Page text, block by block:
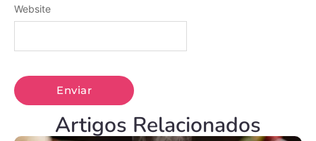
Website
Artigos Relacionados